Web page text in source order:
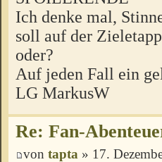
Ich denke mal,
soll auf der
oder?
Auf jeden Fall ein
LG MarkusW
Re: Fan-
von tapta » 17.